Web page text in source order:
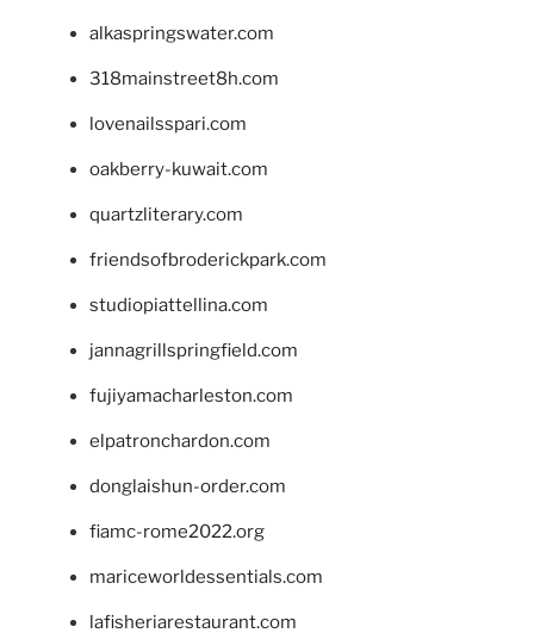
alkaspringswater.com
318mainstreet8h.com
lovenailsspari.com
oakberry-kuwait.com
quartzliterary.com
friendsofbroderickpark.com
studiopiattellina.com
jannagrillspringfield.com
fujiyamacharleston.com
elpatronchardon.com
donglaishun-order.com
fiamc-rome2022.org
mariceworldessentials.com
lafisheriarestaurant.com